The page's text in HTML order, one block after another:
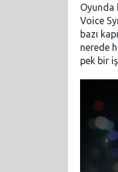
Oyunda
Voice
bazı
nerede
pek bir